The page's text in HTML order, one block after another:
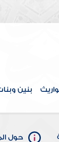
بنين
حول